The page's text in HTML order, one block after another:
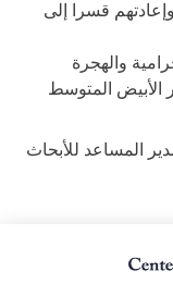
قسرا إلى
والهجرة
الأبيض المتوسط
المساعد للأبحاث